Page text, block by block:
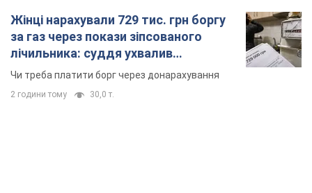
Жінці нарахували 729 тис. грн боргу
за газ через покази зіпсованого
лічильника: суддя ухвалив
неочікуване рішення
Чи треба платити борг через донарахування
2 години тому 30,0 т.